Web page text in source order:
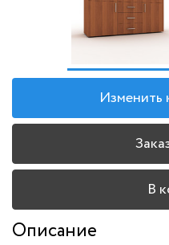
Изменить
В
Описание